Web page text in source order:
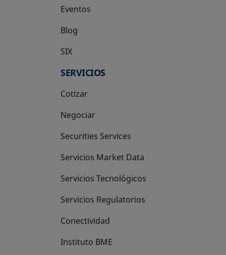
Eventos
Blog
SIX
se abre en una pestaña nueva
SERVICIOS
Cotizar
Negociar
Securities Services
Servicios Market Data
Servicios Tecnológicos
Servicios Regulatorios
Conectividad
Instituto BME
se abre en una pestaña nueva